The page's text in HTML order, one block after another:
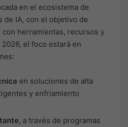
en el ecosistema de
de IA, con el objetivo de
con herramientas, recursos y
el foco estará en
en soluciones de alta
y enfriamiento
, a través de programas